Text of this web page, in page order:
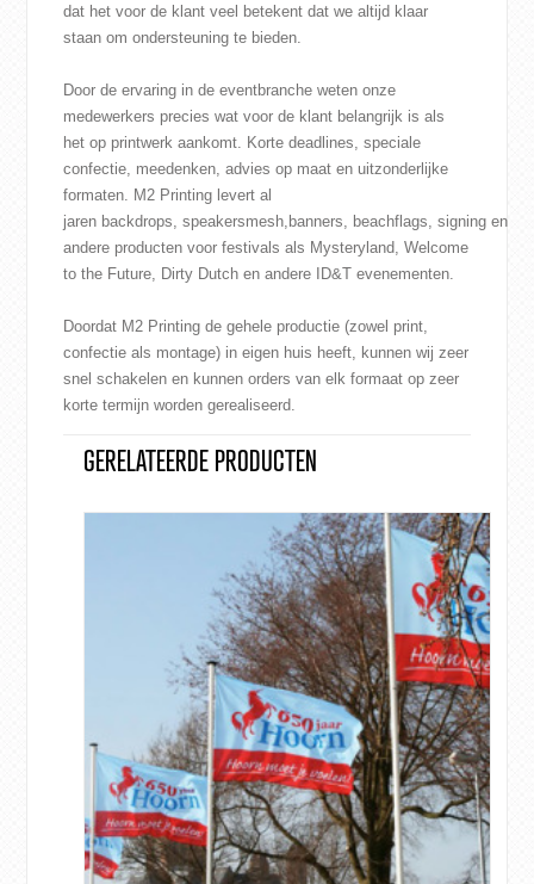
dat het voor de klant veel betekent dat we altijd klaar
staan om ondersteuning te bieden.
Door de ervaring in de eventbranche weten onze
medewerkers precies wat voor de klant belangrijk is als
het op printwerk aankomt. Korte deadlines, speciale
confectie, meedenken, advies op maat en uitzonderlijke
formaten. M2 Printing levert al
jaren backdrops ,speakersmesh banners beachflags ,signing en
andere producten voor festivals als Mysteryland ,Welcome
to the Future
Dirty Dutch en andere ID&T evenementen.
Doordat M2 Printing de gehele productie (zowel print,
confectie als montage) in eigen huis heeft, kunnen wij zeer
snel schakelen en kunnen orders van elk formaat op zeer
korte termijn worden gerealiseerd.
GERELATEERDE PRODUCTEN